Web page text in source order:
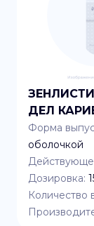
ДЕЛ
Форма
оболочкой
Дозировка:
Количество